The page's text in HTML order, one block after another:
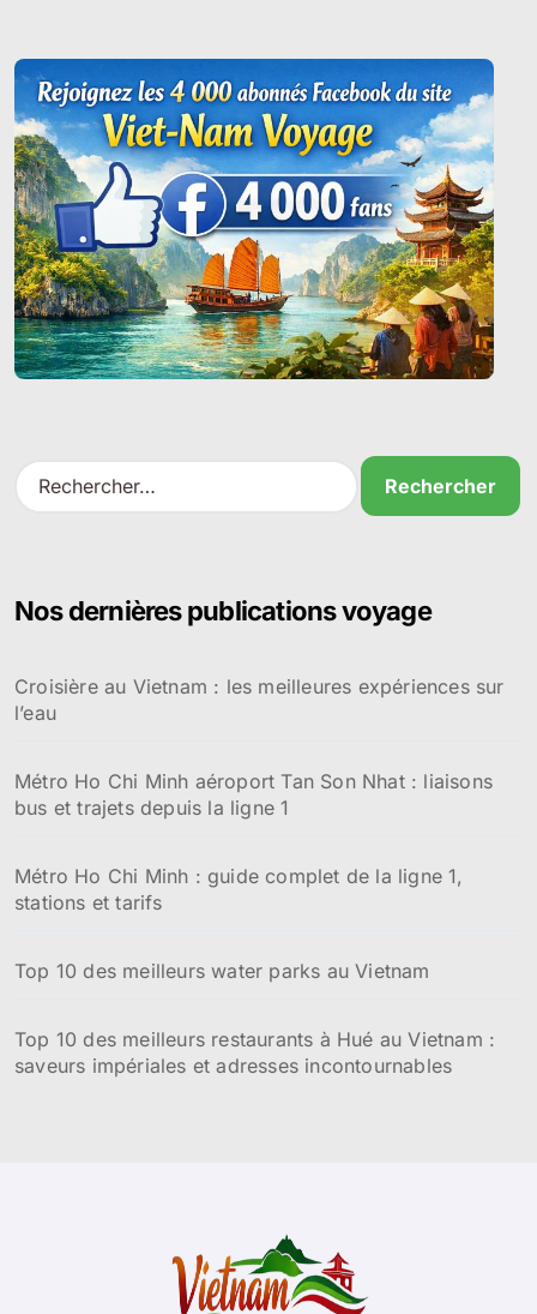
R
e
r
e
r
Nos dernières publications voyage
Croisière au Vietnam : les meilleures expériences sur
l’eau
Métro Ho Chi Minh aéroport Tan Son Nhat : liaisons
bus et trajets depuis la ligne 1
Métro Ho Chi Minh : guide complet de la ligne 1,
stations et tarifs
Top 10 des meilleurs water parks au Vietnam
Top 10 des meilleurs restaurants à Hué au Vietnam :
saveurs impériales et adresses incontournables